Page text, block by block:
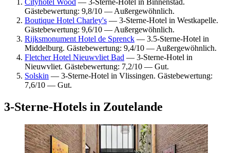
Cityhotel Wood — 3-Sterne-Hotel in Binnenstad.
Gästebewertung: 9,8/10 — Außergewöhnlich.
Boutique Hotel Charley's — 3-Sterne-Hotel in Westkapelle.
Gästebewertung: 9,6/10 — Außergewöhnlich.
Rijksmonument Hotel de Sprenck — 3.5-Sterne-Hotel in
Middelburg. Gästebewertung: 9,4/10 — Außergewöhnlich.
Fletcher Hotel Nieuwvliet Bad — 3-Sterne-Hotel in
Nieuwvliet. Gästebewertung: 7,2/10 — Gut.
Solskin — 3-Sterne-Hotel in Vlissingen. Gästebewertung:
7,6/10 — Gut.
3-Sterne-Hotels in Zoutelande